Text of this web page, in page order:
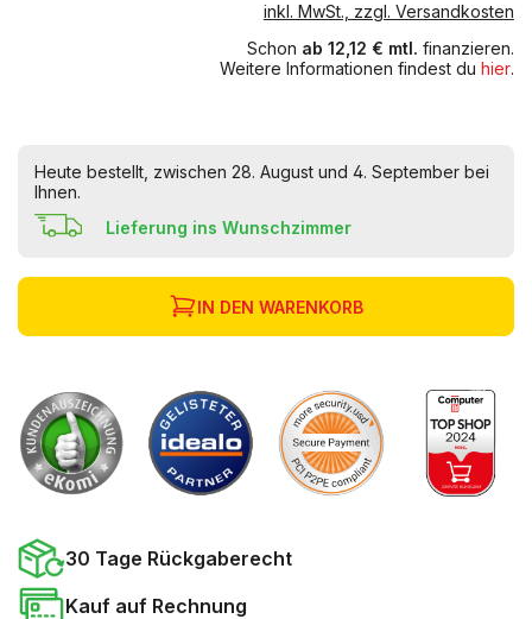
inkl. MwSt., zzgl. Versandkosten
Schon ab 12,12 € mtl. finanzieren.
Weitere Informationen findest du hier.
Heute bestellt, zwischen 28. August und 4. September bei
Ihnen.
Lieferung ins Wunschzimmer
IN DEN WARENKORB
30 Tage Rückgaberecht
Kauf auf Rechnung